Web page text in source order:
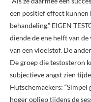
een positief effect kunnen
behandeling.” EIGEN
diende de ene helft van
van een vloeistof. De
De groep die testosteron
subjectieve angst zien
Hutschemaekers: “Simpel
hoger opliep tijdens de